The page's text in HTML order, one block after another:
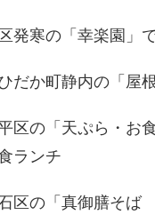
発寒の「幸楽園」
だか町静内の「屋
区の「天ぷら・お
ランチ
区の「真御膳そば